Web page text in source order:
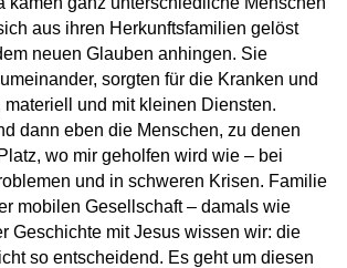
aus ihren Herkunftsfamilien gelöst
neuen Glauben anhingen. Sie
sorgten für die Kranken und
materiell und mit kleinen Diensten.
dann eben die Menschen, zu denen
wo mir geholfen wird wie – bei
und in schweren Krisen. Familie
mobilen Gesellschaft – damals wie
Geschichte mit Jesus wissen wir: die
so entscheidend. Es geht um diesen